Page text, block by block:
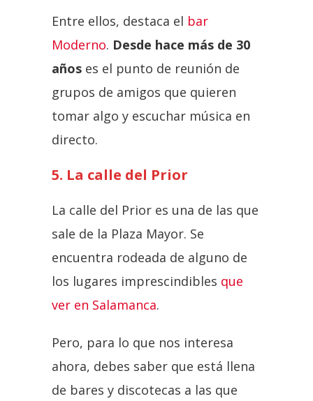
Entre ellos, destaca el bar
Moderno. Desde hace más de 30
años es el punto de reunión de
grupos de amigos que quieren
tomar algo y escuchar música en
directo.
5. La calle del Prior
La calle del Prior es una de las que
sale de la Plaza Mayor. Se
encuentra rodeada de alguno de
los lugares imprescindibles que
ver en Salamanca.
Pero, para lo que nos interesa
ahora, debes saber que está llena
de bares y discotecas a las que